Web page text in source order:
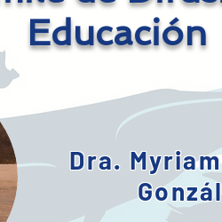
Educación
Dra.